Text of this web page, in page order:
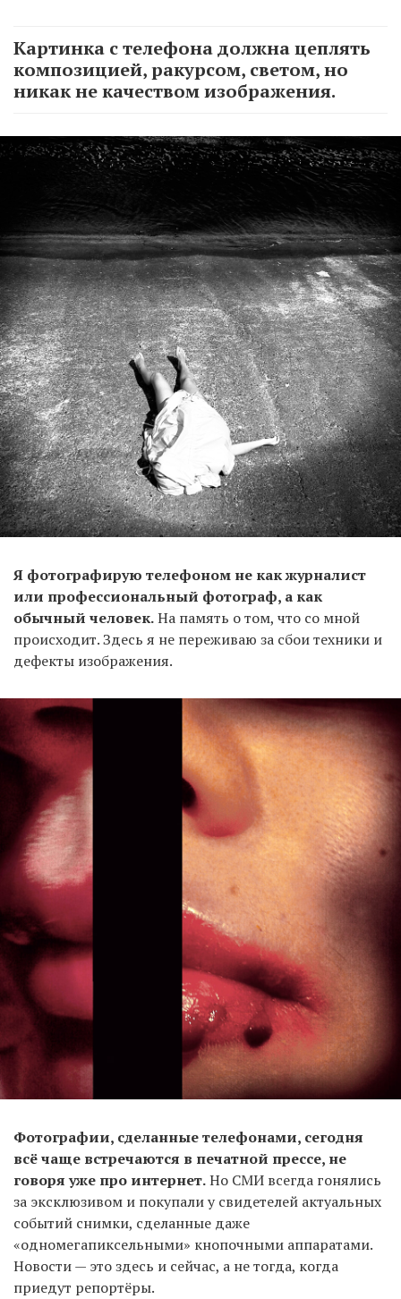
Картинка с телефона должна цеплять
композицией, ракурсом, светом, но
никак не качеством изображения.
Я фотографирую телефоном не как журналист
или профессиональный фотограф, а как
обычный человек.На память о том, что со мной
происходит. Здесь я не переживаю за сбои техники и
дефекты изображения.
Фотографии, сделанные телефонами, сегодня
всё чаще встречаются в печатной прессе, не
говоря уже про интернет.Но СМИ всегда гонялись
за эксклюзивом и покупали у свидетелей актуальных
событий снимки, сделанные даже
«одномегапиксельными» кнопочными аппаратами.
Новости — это здесь и сейчас, а не тогда, когда
приедут репортёры.